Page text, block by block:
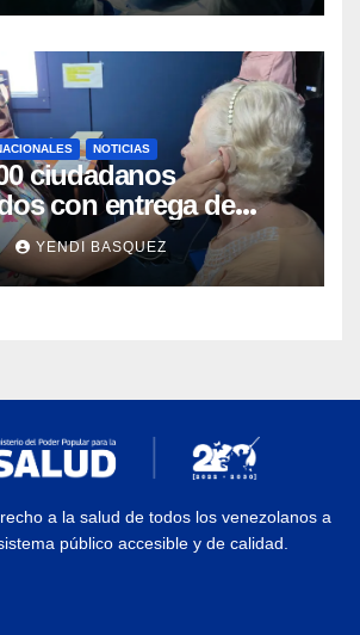
NOTICIAS
ciudadanos
con entrega de
en el Centro de
J.J. Arvelo
YENDI BASQUEZ
a la salud de todos los venezolanos a
público accesible y de calidad.